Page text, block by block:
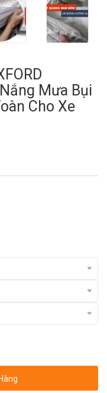
Mưa Bụi
Cho Xe